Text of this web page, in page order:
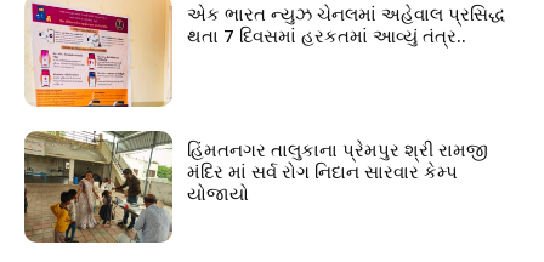
એક ભારત ન્યુઝ ચેનલમાં અહેવાલ પ્રસિદ્ધ
થતા 7 દિવસમાં હરકતમાં આવ્યું તંત્ર..
હિંમતનગર તાલુકાના પ્રેમપુર શ્રી રામજી
મંદિર માં સર્વ રોગ નિદાન સારવાર કેમ્પ
યોજાયો